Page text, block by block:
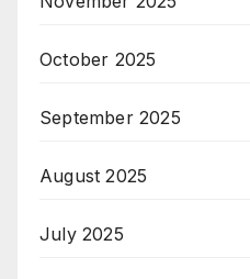
October 2025
September 2025
August 2025
July 2025